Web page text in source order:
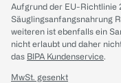
Aufgrund der EU-Richtlinie
Säuglingsanfangsnahrung
weiteren ist ebenfalls ein
nicht erlaubt und daher
das BIPA Kundenservice.
MwSt. gesenkt